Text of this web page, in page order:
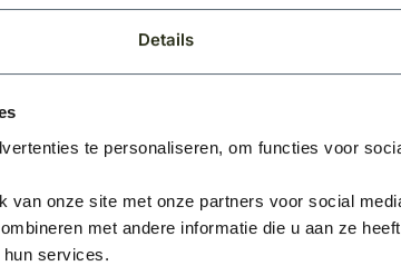
Details
te personaliseren, om functies voor
van onze site met onze partners voor social
met andere informatie die u aan ze
services.
is standaard voorzien van een slotgat maar
geleverd exclusief hang & sluitwerk.
gemonteerd hebben, of een offerte op
een offerte aan via de button en ontvang